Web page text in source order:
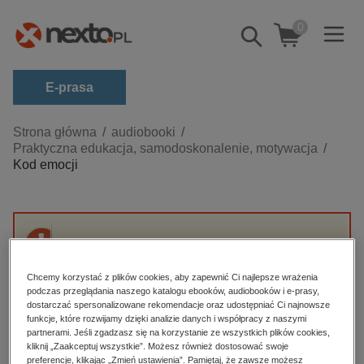
Pokaż/schowaj
wyszukiwarkę
0
E-prasa
Kategorie
Zobacz wszystkie E-prasa
biznesowe, branżowe, gospodarka
darmowe wydania
edukacja
hobby, sport, rozrywka
komputery, internet, technologie, informatyka
Strona główna
audiobooki
Praktyczna edukacja, samodoskonalenie, motywacja
Kod emocji
High-contrast mode
Polecane
Chcemy korzystać z plików cookies, aby zapewnić Ci najlepsze wrażenia
podczas przeglądania naszego katalogu ebooków, audiobooków i e-prasy,
dostarczać spersonalizowane rekomendacje oraz udostępniać Ci najnowsze
funkcje, które rozwijamy dzięki analizie danych i współpracy z naszymi
partnerami. Jeśli zgadzasz się na korzystanie ze wszystkich plików cookies,
kliknij „Zaakceptuj wszystkie”. Możesz również dostosować swoje
preferencje, klikając „Zmień ustawienia”. Pamiętaj, że zawsze możesz